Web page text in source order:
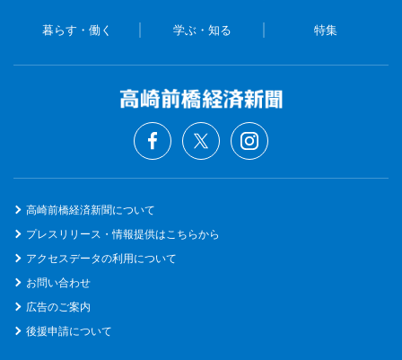
暮らす・働く 学ぶ・知る 特集
高崎前橋経済新聞について
プレスリリース・情報提供はこちらから
アクセスデータの利用について
お問い合わせ
広告のご案内
後援申請について